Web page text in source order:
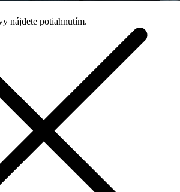
nájdete potiahnutím.